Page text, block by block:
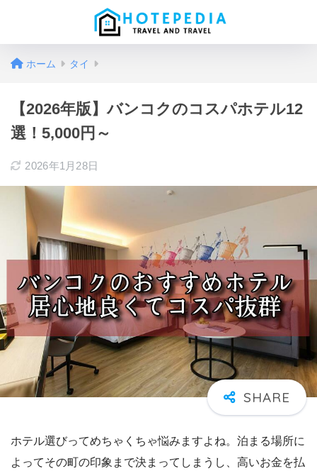
ホーム タイ
【2026年版】バンコクのコスパホテル12
選！5,000円～
2026年1月28日
ホテル選びってめちゃくちゃ悩みますよね。泊まる場所に
よってその町の印象まで決まってしまうし、高いお金を払